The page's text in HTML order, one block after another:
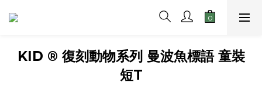
KID ® 復刻動物系列 曼波魚標語 童裝
短T